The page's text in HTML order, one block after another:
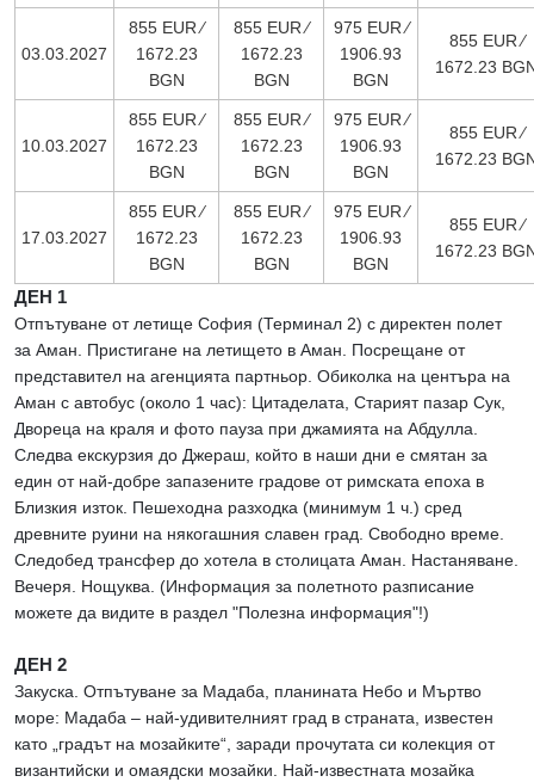
03.03.2027
855 EUR ∕
1672.23
BGN
855 EUR ∕
1672.23
BGN
975 EUR ∕
1906.93
BGN
855 EUR ∕
1672.23
10.03.2027
855 EUR ∕
1672.23
BGN
855 EUR ∕
1672.23
BGN
975 EUR ∕
1906.93
BGN
855 EUR ∕
1672.23
17.03.2027
855 EUR ∕
1672.23
BGN
855 EUR ∕
1672.23
BGN
975 EUR ∕
1906.93
BGN
855 EUR ∕
1672.23
ДЕН 1
Отпътуване от летище София (Терминал 2) с директен полет
за Аман. Пристигане на летището в Аман. Посрещане от
представител на агенцията партньор. Обиколка на центъра на
Аман с автобус (около 1 час): Цитаделата, Старият пазар Сук,
Двореца на краля и фото пауза при джамията на Абдулла.
Следва екскурзия до Джераш, който в наши дни е смятан за
един от най-добре запазените градове от римската епоха в
Близкия изток. Пешеходна разходка (минимум 1 ч.) сред
древните руини на някогашния славен град. Свободно време.
Следобед трансфер до хотела в столицата Аман. Настаняване.
Вечеря. Нощуква. (Информация за полетното разписание
можете да видите в раздел "Полезна информация"!)
ДЕН 2
Закуска. Отпътуване за Мадаба, планината Небо и Мъртво
море: Мадаба – най-удивителният град в страната, известен
като „градът на мозайките“, заради прочутата си колекция от
византийски и омаядски мозайки. Най-известната мозайка